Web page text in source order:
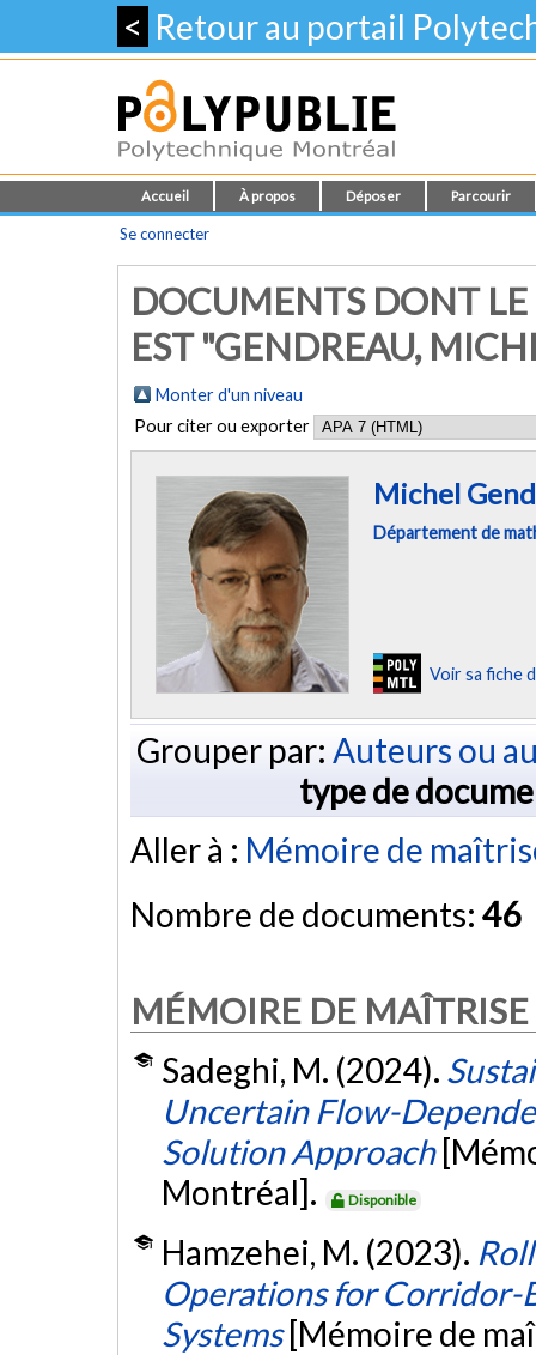
< Retour au portail
Accueil À propos Déposer Parcourir
Se connecter
DOCUMENTS DONT
EST "GENDREAU,
Monter d'un niveau
Pour citer ou exporter
Michel
Département de
Voir sa fiche
Grouper par: Auteurs ou
type de
Aller à : Mémoire de
Nombre de documents: 46
MÉMOIRE DE MAÎTRISE
Sadeghi, M. (2024).
Uncertain Flow-
Solution Approach
Montréal].
Disponible
Hamzehei, M. (2023).
Operations for Corridor-
Systems [Mémoire de